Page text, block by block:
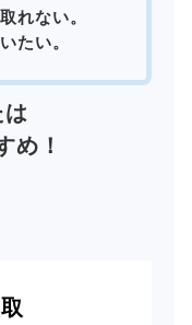
れない。
たい。
め！